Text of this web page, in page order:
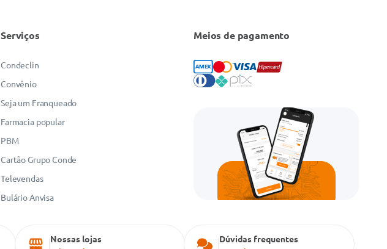
Serviços
Condeclin
Convênio
Seja um Franqueado
Farmacia popular
PBM
Cartão Grupo Conde
Televendas
Bulário Anvisa
Meios de pagamento
Nossas lojas Dúvidas frequentes